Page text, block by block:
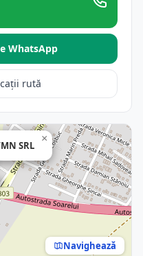
WhatsApp
rută
SRL
×
Navighează